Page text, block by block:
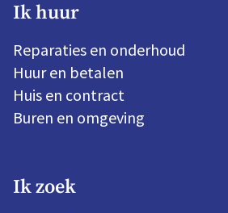
Ik huur
Reparaties en onderhoud
Huur en betalen
Huis en contract
Buren en omgeving
Ik zoek